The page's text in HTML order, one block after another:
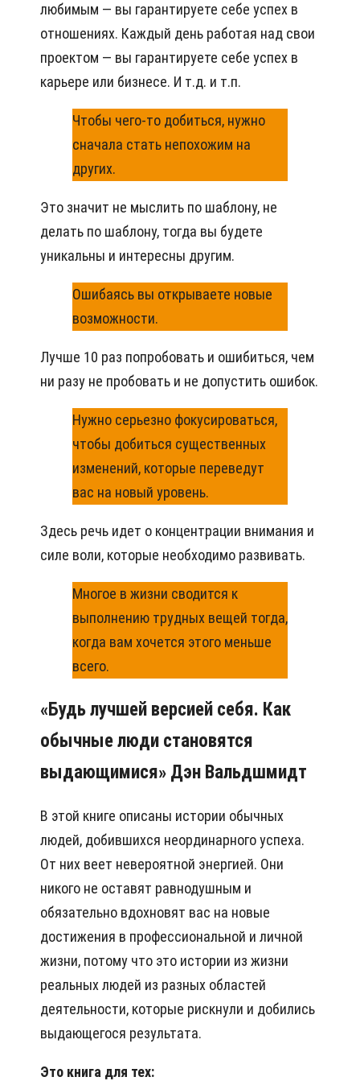
любимым — вы гарантируете себе успех в
отношениях. Каждый день работая над свои
проектом — вы гарантируете себе успех в
карьере или бизнесе. И т.д. и т.п.
Чтобы чего-то добиться, нужно
сначала стать непохожим на
других.
Это значит не мыслить по шаблону, не
делать по шаблону, тогда вы будете
уникальны и интересны другим.
Ошибаясь вы открываете новые
возможности.
Лучше 10 раз попробовать и ошибиться, чем
ни разу не пробовать и не допустить ошибок.
Нужно серьезно фокусироваться,
чтобы добиться существенных
изменений, которые переведут
вас на новый уровень.
Здесь речь идет о концентрации внимания и
силе воли, которые необходимо развивать.
Многое в жизни сводится к
выполнению трудных вещей тогда,
когда вам хочется этого меньше
всего.
«Будь лучшей версией себя. Как
обычные люди становятся
выдающимися» Дэн Вальдшмидт
В этой книге описаны истории обычных
людей, добившихся неординарного успеха.
От них веет невероятной энергией. Они
никого не оставят равнодушным и
обязательно вдохновят вас на новые
достижения в профессиональной и личной
жизни, потому что это истории из жизни
реальных людей из разных областей
деятельности, которые рискнули и добились
выдающегося результата.
Это книга для тех: